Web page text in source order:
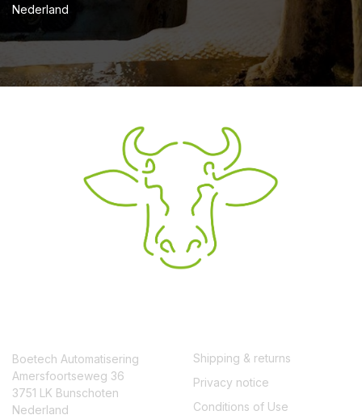
Nederland
Boetech Automatisering
Amersfoortseweg 36
3751 LK Bunschoten
Nederland
Shipping & returns
Privacy notice
Conditions of Use